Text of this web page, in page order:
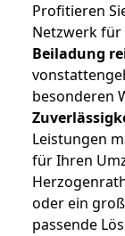
Profitieren
Netzwerk für
Beiladung
besonderen
Leistungen
für Ihren
oder ein
passende